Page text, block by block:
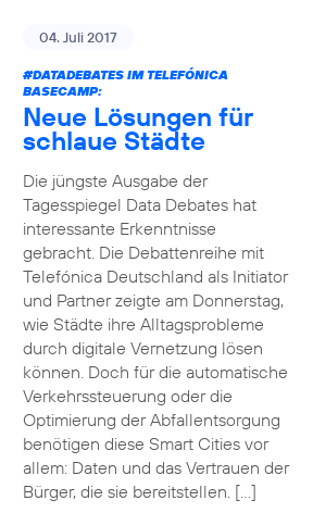
04. Juli 2017
#DATADEBATESIM TELEFÓNICA
BASECAMP:
Neue Lösungen für
schlaue Städte
Die jüngste Ausgabe der
Tagesspiegel Data Debates hat
interessante Erkenntnisse
gebracht. Die Debattenreihe mit
Telefónica Deutschland als Initiator
und Partner zeigte am Donnerstag,
wie Städte ihre Alltagsprobleme
durch digitale Vernetzung lösen
können. Doch für die automatische
Verkehrssteuerung oder die
Optimierung der Abfallentsorgung
benötigen diese Smart Cities vor
allem: Daten und das Vertrauen der
Bürger, die sie bereitstellen. […]